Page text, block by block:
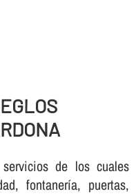
de los cuales
fontanería, puertas,